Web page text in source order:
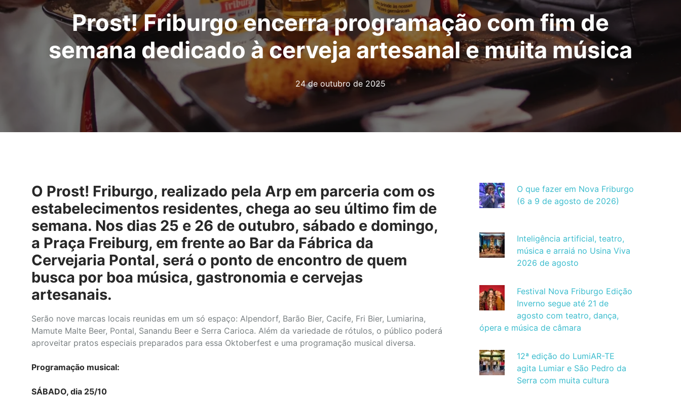
Prost! Friburgo encerra programação com fim de
semana dedicado à cerveja artesanal e muita música
24 de outubro de 2025
O Prost! Friburgo, realizado pela Arp em parceria com os
estabelecimentos residentes, chega ao seu último fim de
semana. Nos dias 25 e 26 de outubro, sábado e domingo,
a Praça Freiburg, em frente ao Bar da Fábrica da
Cervejaria Pontal, será o ponto de encontro de quem
busca por boa música, gastronomia e cervejas
artesanais.
Serão nove marcas locais reunidas em um só espaço: Alpendorf, Barão Bier, Cacife, Fri Bier, Lumiarina,
Mamute Malte Beer, Pontal, Sanandu Beer e Serra Carioca. Além da variedade de rótulos, o público poderá
aproveitar pratos especiais preparados para essa Oktoberfest e uma programação musical diversa.
Programação musical:
SÁBADO, dia 25/10
O que fazer em Nova Friburgo
(6 a 9 de agosto de 2026)
Inteligência artificial, teatro,
música e arraiá no Usina Viva
2026 de agosto
Festival Nova Friburgo Edição
Inverno segue até 21 de
agosto com teatro, dança,
ópera e música de câmara
12ª edição do LumiAR-TE
agita Lumiar e São Pedro da
Serra com muita cultura